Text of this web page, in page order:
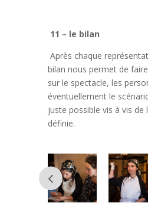
11 – le bilan
Après chaque
bilan nous permet de
sur le spectacle, les
éventuellement le
juste possible vis à vis de
définie.